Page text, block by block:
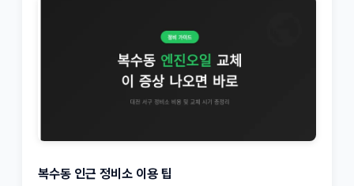
복수동 인근 정비소 이용 팁